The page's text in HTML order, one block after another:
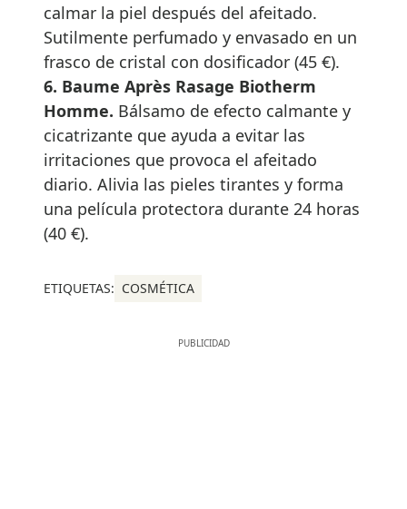
calmar la piel después del afeitado.
Sutilmente perfumado y envasado en un
frasco de cristal con dosificador (45 €).
6. Baume Après Rasage Biotherm
Homme. Bálsamo de efecto calmante y
cicatrizante que ayuda a evitar las
irritaciones que provoca el afeitado
diario. Alivia las pieles tirantes y forma
una película protectora durante 24 horas
(40 €).
ETIQUETAS: COSMÉTICA